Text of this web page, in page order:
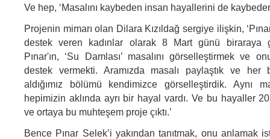
Ve hep, ‘Masalını kaybeden insan hayallerini de
Projenin mimarı olan Dilara Kızıldağ sergiye ilişkin,
destek veren kadınlar olarak 8 Mart günü biraraya
Pınar'ın, ‘Su Damlası’ masalını görselleştirmek ve
destek vermekti. Aramızda masalı paylaştık ve her
aldığımız bölümü kendimizce görselleştirdik. Aynı
hepimizin aklında ayrı bir hayal vardı. Ve bu hayaller
ve ortaya bu muhteşem proje çıktı.’
Bence Pınar Selek’i yakından tanıtmak, onu anlamak